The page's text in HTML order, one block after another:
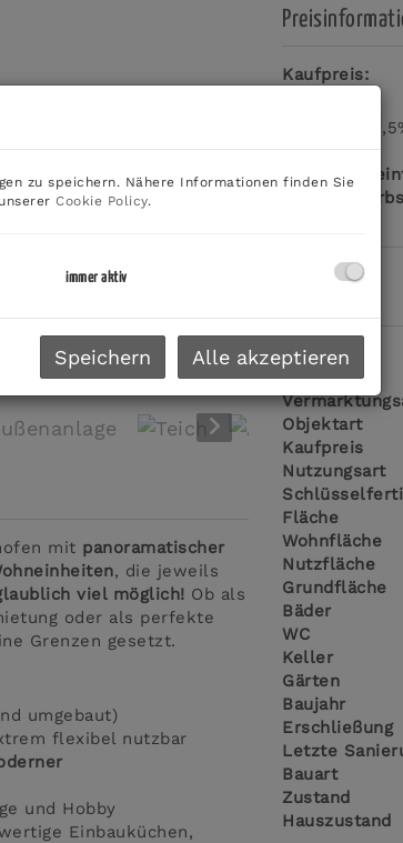
Außenanlage
mit panoramatischer
, die jeweils
viel möglich! Ob als
oder als perfekte
Grenzen gesetzt.
umgebaut)
flexibel nutzbar
und Hobby
Einbauküchen,
Kaufpreis:
USt.
Objektnr.
Zimmer
Objektart
Kaufpreis
Nutzungsart
Fläche
Wohnfläche
Nutzfläche
Grundfläche
Bäder
WC
Keller
Gärten
Baujahr
Erschließung
Letzte
Bauart
Zustand
Hauszustand
zu speichern. Nähere Informationen finden Sie
Cookie Policy.
immer aktiv
Speichern Alle akzeptieren